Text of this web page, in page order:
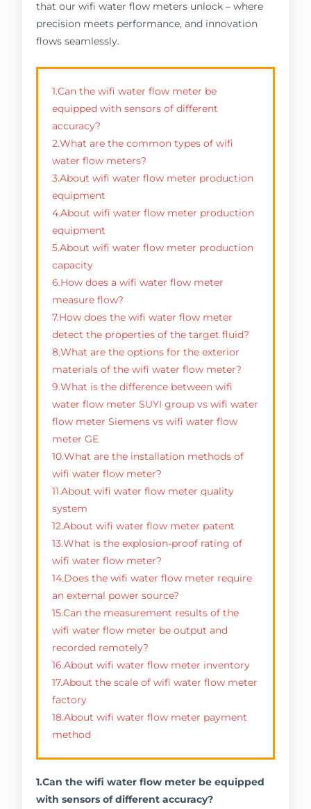
that our wifi water flow meters unlock – where
precision meets performance, and innovation
flows seamlessly.
1.Can the wifi water flow meter be
equipped with sensors of different
accuracy?
2.What are the common types of wifi
water flow meters?
3.About wifi water flow meter production
equipment
4.About wifi water flow meter production
equipment
5.About wifi water flow meter production
capacity
6.How does a wifi water flow meter
measure flow?
7.How does the wifi water flow meter
detect the properties of the target fluid?
8.What are the options for the exterior
materials of the wifi water flow meter?
9.What is the difference between wifi
water flow meter SUYI group vs wifi water
flow meter Siemens vs wifi water flow
meter GE
10.What are the installation methods of
wifi water flow meter?
11.About wifi water flow meter quality
system
12.About wifi water flow meter patent
13.What is the explosion-proof rating of
wifi water flow meter?
14.Does the wifi water flow meter require
an external power source?
15.Can the measurement results of the
wifi water flow meter be output and
recorded remotely?
16.About wifi water flow meter inventory
17.About the scale of wifi water flow meter
factory
18.About wifi water flow meter payment
method
1.Can the wifi water flow meter be equipped
with sensors of different accuracy?